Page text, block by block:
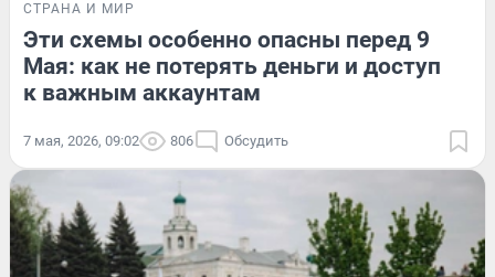
СТРАНА И МИР
Эти схемы особенно опасны перед 9
Мая: как не потерять деньги и доступ
к важным аккаунтам
7 мая, 2026, 09:02 806 Обсудить